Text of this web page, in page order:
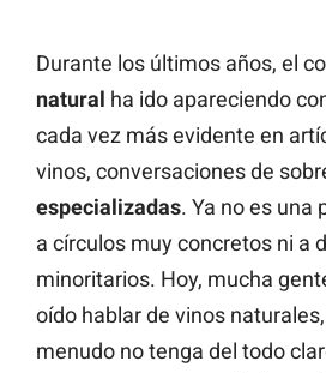
Durante los últimos años, el
natural ha ido apareciendo
cada vez más evidente en
vinos, conversaciones de
especializadas. Ya no es una
a círculos muy concretos ni a
minoritarios. Hoy, mucha
oído hablar de vinos
menudo no tenga del todo